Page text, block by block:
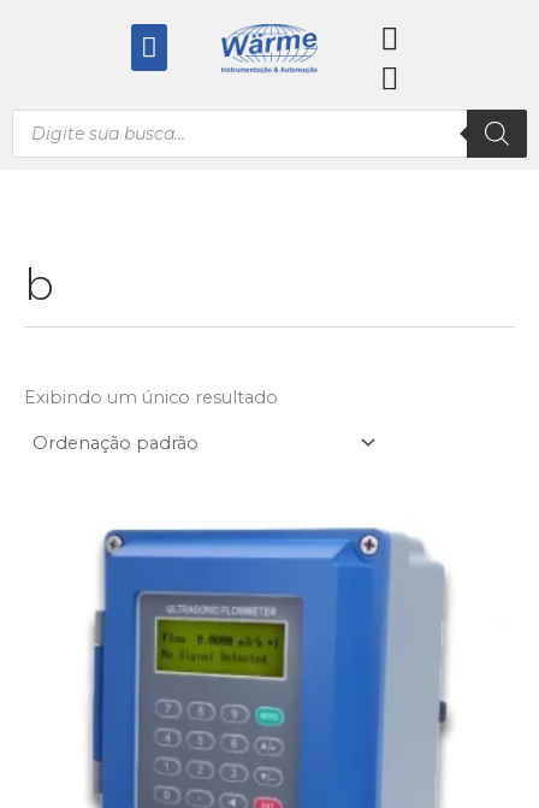
Menu
Pesquisar
produtos
b
Exibindo um único resultado